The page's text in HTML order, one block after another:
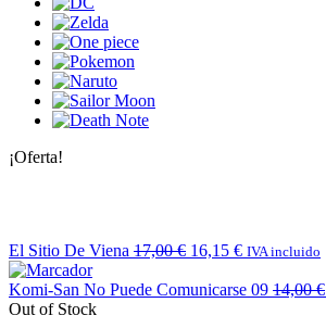
¡Oferta!
El Sitio De Viena 17,00€ 16,15 € IVA incluido
Komi-San No Puede Comunicarse 09 14,00€
Out of Stock